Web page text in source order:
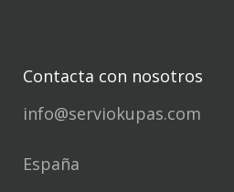
Contacta con nosotros
info@serviokupas.com
España